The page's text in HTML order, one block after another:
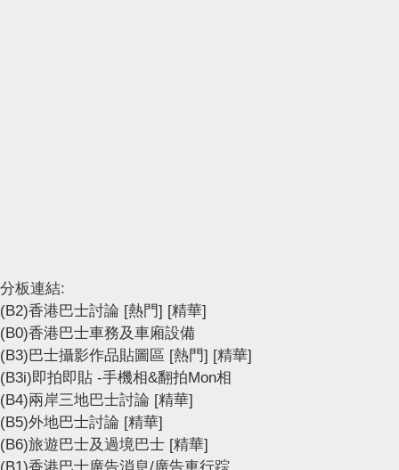
分板連結:
(B2)香港巴士討論 [熱門] [精華]
(B0)香港巴士車務及車廂設備
(B3)巴士攝影作品貼圖區 [熱門] [精華]
(B3i)即拍即貼 -手機相&翻拍Mon相
(B4)兩岸三地巴士討論 [精華]
(B5)外地巴士討論 [精華]
(B6)旅遊巴士及過境巴士 [精華]
(B1)香港巴士廣告消息/廣告車行踪